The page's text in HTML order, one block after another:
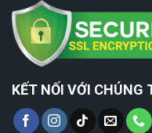
KẾT NỐI VỚI CHÚNG